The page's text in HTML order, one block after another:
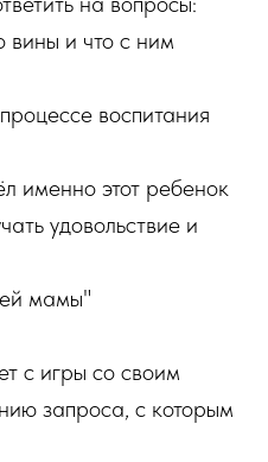
вины и что с ним
воспитания
именно этот ребенок
удовольствие и
мамы"
с игры со своим
запроса, с которым